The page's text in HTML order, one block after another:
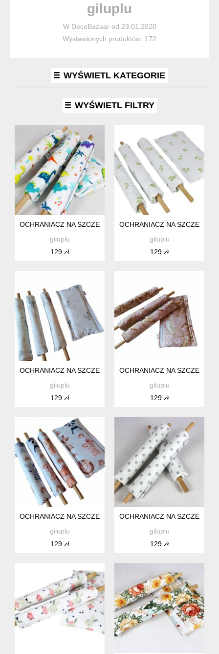
giluplu
W DecoBazaar od 23.01.2020
Wystawionych produktów: 172
WYŚWIETL KATEGORIE
WYŚWIETL FILTRY
OCHRANIACZ NA SZCZEBELKI ŁÓŻECZKA, KOŁYSKI DLA
giluplu
129 zł
OCHRANIACZ NA
giluplu
129 zł
OCHRANIACZ NA SZCZEBELKI ŁÓŻECZKA, KOŁYSKI DLA
giluplu
129 zł
OCHRANIACZ NA
giluplu
129 zł
OCHRANIACZ NA SZCZEBELKI ŁÓŻECZKA, KOŁYSKI DLA
giluplu
129 zł
OCHRANIACZ NA
giluplu
129 zł